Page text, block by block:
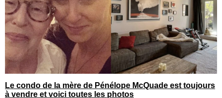
Le condo de la mère de Pénélope McQuade est toujours
à vendre et voici toutes les photos